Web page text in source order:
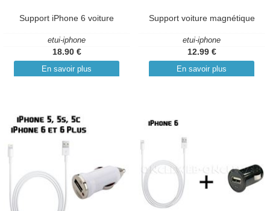
Support iPhone 6 voiture
etui-iphone
18.90 €
En savoir plus
Support voiture magnétique
etui-iphone
12.99 €
En savoir plus